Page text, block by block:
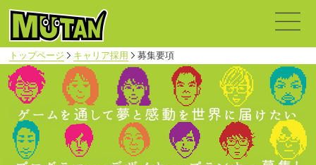
トップページ キャリア採用 募集要項